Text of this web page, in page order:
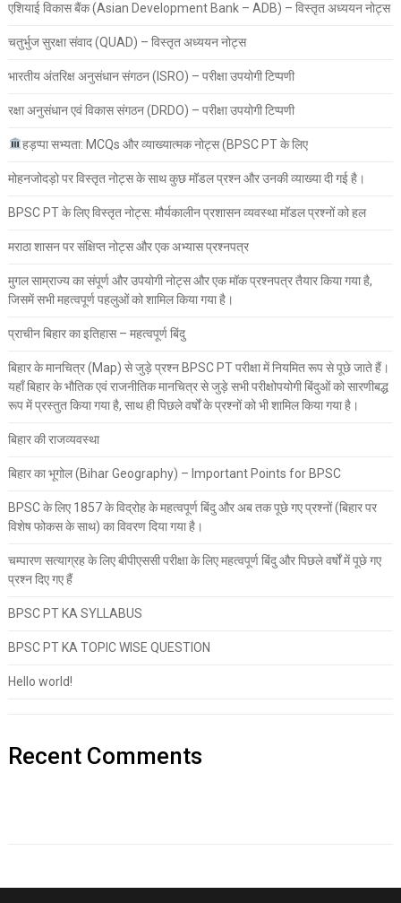
एशियाई विकास बैंक (Asian Development Bank – ADB) – विस्तृत अध्ययन नोट्स
चतुर्भुज सुरक्षा संवाद (QUAD) – विस्तृत अध्ययन नोट्स
भारतीय अंतरिक्ष अनुसंधान संगठन (ISRO) – परीक्षा उपयोगी टिप्पणी
रक्षा अनुसंधान एवं विकास संगठन (DRDO) – परीक्षा उपयोगी टिप्पणी
हड़प्पा सभ्यता: MCQs और व्याख्यात्मक नोट्स (BPSC PT के लिए
मोहनजोदड़ो पर विस्तृत नोट्स के साथ कुछ मॉडल प्रश्न और उनकी व्याख्या दी गई है।
BPSC PT के लिए विस्तृत नोट्स: मौर्यकालीन प्रशासन व्यवस्था मॉडल प्रश्नों को हल
मराठा शासन पर संक्षिप्त नोट्स और एक अभ्यास प्रश्नपत्र
मुगल साम्राज्य का संपूर्ण और उपयोगी नोट्स और एक मॉक प्रश्नपत्र तैयार किया गया है,
जिसमें सभी महत्वपूर्ण पहलुओं को शामिल किया गया है।
प्राचीन बिहार का इतिहास – महत्वपूर्ण बिंदु
बिहार के मानचित्र (Map) से जुड़े प्रश्न BPSC PT परीक्षा में नियमित रूप से पूछे जाते हैं।
यहाँ बिहार के भौतिक एवं राजनीतिक मानचित्र से जुड़े सभी परीक्षोपयोगी बिंदुओं को सारणीबद्ध
रूप में प्रस्तुत किया गया है, साथ ही पिछले वर्षों के प्रश्नों को भी शामिल किया गया है।
बिहार की राजव्यवस्था
बिहार का भूगोल (Bihar Geography) – Important Points for BPSC
BPSC के लिए 1857 के विद्रोह के महत्वपूर्ण बिंदु और अब तक पूछे गए प्रश्नों (बिहार पर
विशेष फोकस के साथ) का विवरण दिया गया है।
चम्पारण सत्याग्रह के लिए बीपीएससी परीक्षा के लिए महत्वपूर्ण बिंदु और पिछले वर्षों में पूछे गए
प्रश्न दिए गए हैं
BPSC PT KA SYLLABUS
BPSC PT KA TOPIC WISE QUESTION
Hello world!
Recent Comments